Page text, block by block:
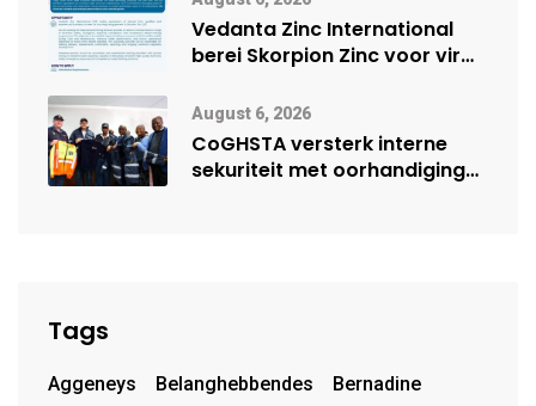
Vedanta Zinc International
berei Skorpion Zinc voor vir
August 6, 2026
CoGHSTA versterk interne
sekuriteit met oorhandiging
Tags
Aggeneys Belanghebbendes
Bernadine